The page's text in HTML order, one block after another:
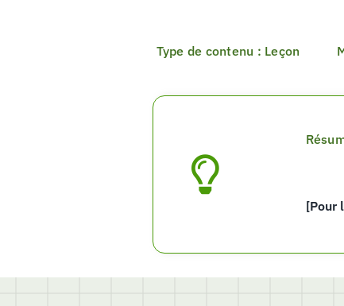
Type de contenu : Leçon
[Pour